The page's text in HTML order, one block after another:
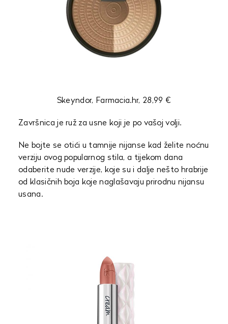
Skeyndor, Farmacia.hr, 28,99 €
Završnica je ruž za usne koji je po vašoj volji.
Ne bojte se otići u tamnije nijanse kad želite noćnu
verziju ovog popularnog stila, a tijekom dana
odaberite nude verzije, koje su i dalje nešto hrabrije
od klasičnih boja koje naglašavaju prirodnu nijansu
usana.